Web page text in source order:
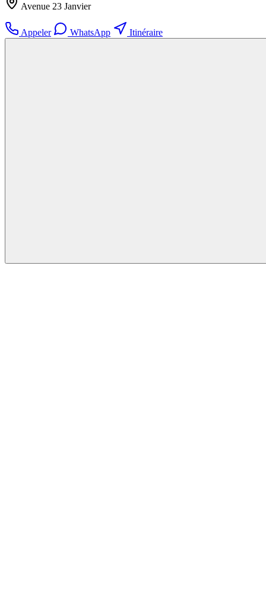
Avenue 23 Janvier
Appeler WhatsApp Itinéraire